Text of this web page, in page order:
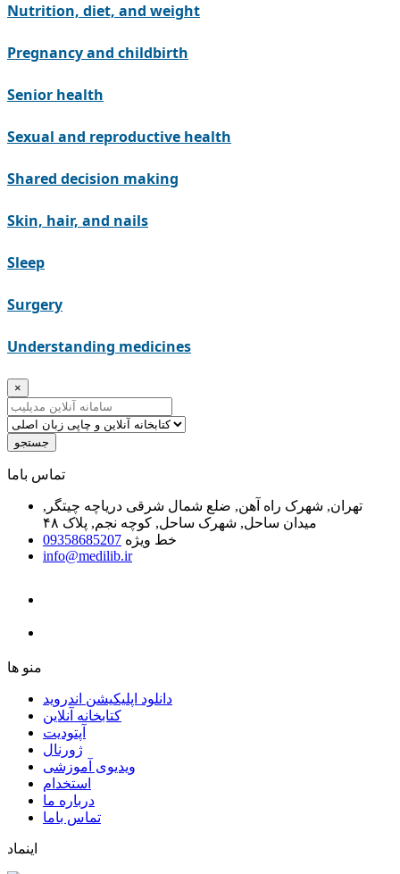
Nutrition, diet, and weight
Pregnancy and childbirth
Senior health
Sexual and reproductive health
Shared decision making
Skin, hair, and nails
Sleep
Surgery
Understanding medicines
×
جستجو
ﺗﻤﺎﺱ ﺑﺎﻣﺎ
تهران, شهرک راه آهن, ضلع شمال شرقی دریاچه چیتگر,
میدان ساحل, شهرک ساحل, کوچه نجم, پلاک ۴۸
خط ویژه 09358685207
info@medilib.ir
ﻣﻨﻮ ﻫﺎ
دانلود اپلیکیشن اندروید
ﮐﺘﺎﺑﺨﺎﻧﻪ ﺁﻧﻼﯾﻦ
ﺁﭘﺘﻮﺩﯾﺖ
ﮊﻭﺭﻧﺎﻝ
ویدیوی آموزشی
استخدام
درباره ما
ﺗﻤﺎﺱ ﺑﺎﻣﺎ
اینماد